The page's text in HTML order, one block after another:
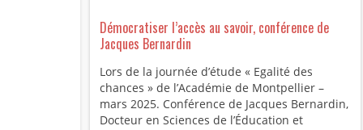
Démocratiser l’accès au savoir, conférence de
Jacques Bernardin
Lors de la journée d’étude « Egalité des
chances » de l’Académie de Montpellier –
mars 2025. Conférence de Jacques Bernardin,
Docteur en Sciences de l’Éducation et